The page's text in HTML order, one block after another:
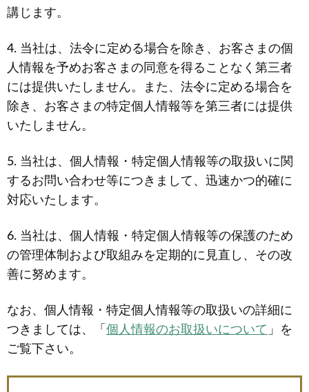
講じます。
4. 当社は、法令に定める場合を除き、お客さまの個
人情報を予めお客さまの同意を得ることなく第三者
には提供いたしません。また、法令に定める場合を
除き、お客さまの特定個人情報等を第三者には提供
いたしません。
5. 当社は、個人情報・特定個人情報等の取扱いに関
するお問い合わせ等につきまして、迅速かつ的確に
対応いたします。
6. 当社は、個人情報・特定個人情報等の保護のため
の管理体制および取組みを定期的に見直し、その改
善に努めます。
なお、個人情報・特定個人情報等の取扱いの詳細に
つきましては、「 個人情報のお取扱いについて 」を
ご覧下さい。